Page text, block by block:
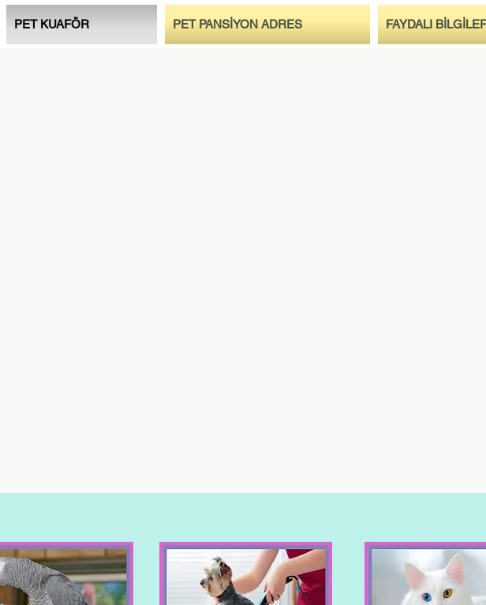
PET KUAFÖR PET PANSİYON ADRES FAYDALI